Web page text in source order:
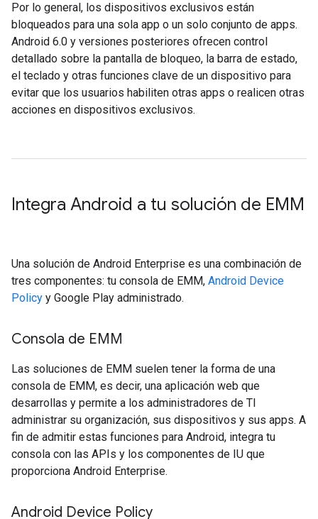
Por lo general, los dispositivos exclusivos están
bloqueados para una sola app o un solo conjunto de apps.
Android 6.0 y versiones posteriores ofrecen control
detallado sobre la pantalla de bloqueo, la barra de estado,
el teclado y otras funciones clave de un dispositivo para
evitar que los usuarios habiliten otras apps o realicen otras
acciones en dispositivos exclusivos.
Integra Android a tu solución de EMM
Una solución de Android Enterprise es una combinación de
tres componentes: tu consola de EMM, Android Device
Policy y Google Play administrado.
Consola de EMM
Las soluciones de EMM suelen tener la forma de una
consola de EMM, es decir, una aplicación web que
desarrollas y permite a los administradores de TI
administrar su organización, sus dispositivos y sus apps. A
fin de admitir estas funciones para Android, integra tu
consola con las APIs y los componentes de IU que
proporciona Android Enterprise.
Android Device Policy